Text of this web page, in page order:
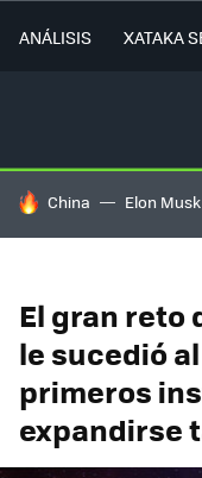
ANÁLISIS XATAKA
HOY SE HABLA DE
China Elon Musk
El gran reto
le sucedió
primeros
expandirse